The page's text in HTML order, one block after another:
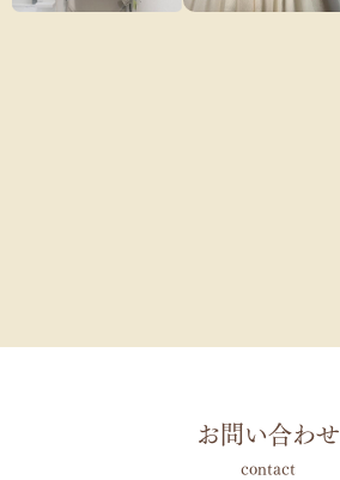
お問い合わせ
contact